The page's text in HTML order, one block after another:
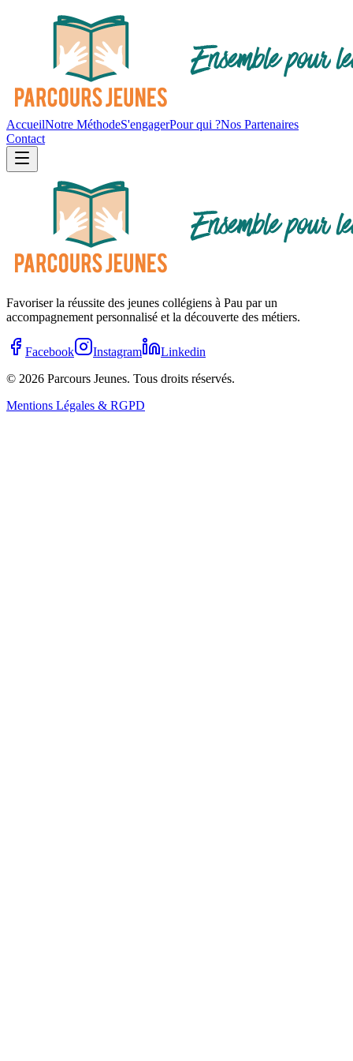
AccueilNotre MéthodeS'engagerPour qui ?Nos Partenaires
Contact
Favoriser la réussite des jeunes collégiens à Pau par un
accompagnement personnalisé et la découverte des métiers.
Facebook Instagram
Linkedin
© 2026 Parcours Jeunes. Tous droits réservés.
Mentions Légales & RGPD